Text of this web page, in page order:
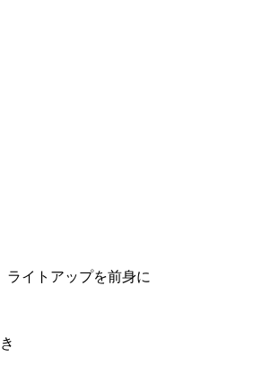
ライトアップを前身に